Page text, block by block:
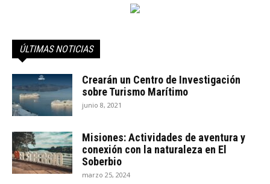
ÚLTIMAS NOTICIAS
Crearán un Centro de Investigación
sobre Turismo Marítimo
junio 8, 2021
Misiones: Actividades de aventura y
conexión con la naturaleza en El
Soberbio
marzo 25, 2024